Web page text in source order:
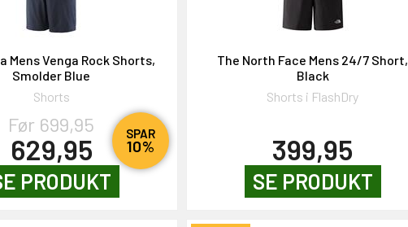
SPAR
10%
Mens Venga Rock Shorts,
Smolder Blue
Shorts
Før 699,95
629,95
PRODUKT
The North Face Mens 24/7 Short,
Black
Shorts i FlashDry
399,95
SE PRODUKT